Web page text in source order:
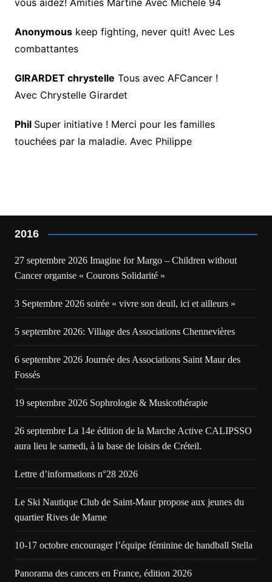
Anonymouskeep fighting, never quit! Avec Les
combattantes
GIRARDET chrystelle Tous avec AFCancer !
Avec Chrystelle Girardet
Phil Super initiative ! Merci pour les familles
touchées par la maladie. Avec Philippe
2016
27 septembre 2026 Imagine for Margo – Children without
Cancer organise « Courons Solidarité »
3 Septembre 2026 soirée « vivre son deuil, ici et ailleurs »
5 septembre 2026: Village des Associations Chennevières
6 septembre 2026 Journée des Associations Saint Maur des
Fossés
19 septembre 2026 Sophrologie & Musicothérapie
26 septembre La 14e édition de la Marche Active CALIPSSO
aura lieu le samedi, à la base de loisirs de Créteil.
Lettre d’informations n°28 2026
Le Ski Nautique Club de Saint-Maur propose aux jeunes du
quartier Rives de Marne
10-17 octobre encourager l’équipe féminine de handball Stella
Panorama des cancers en France, édition 2026